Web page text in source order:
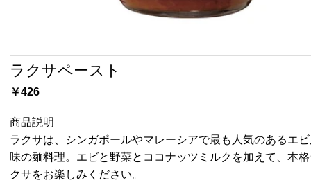
ラクサペースト
￥426
商品説明
ラクサは、シンガポールやマレーシアで最も人気のあるエ
味の麺料理。エビと野菜とココナッツミルクを加えて、本
クサをお楽しみください。